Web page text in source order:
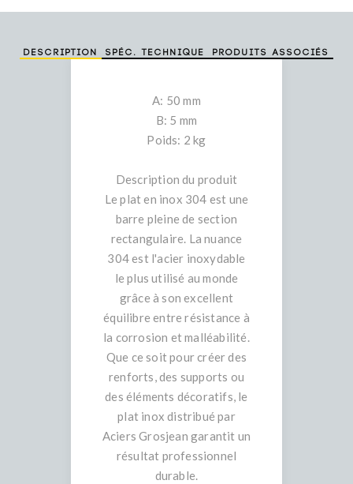
Description Spéc. technique Produits associés
A: 50 mm
B: 5 mm
Poids: 2 kg
Description du produit
Le plat en inox 304 est une
barre pleine de section
rectangulaire. La nuance
304 est l'acier inoxydable
le plus utilisé au monde
grâce à son excellent
équilibre entre résistance à
la corrosion et malléabilité.
Que ce soit pour créer des
renforts, des supports ou
des éléments décoratifs, le
plat inox distribué par
Aciers Grosjean garantit un
résultat professionnel
durable.